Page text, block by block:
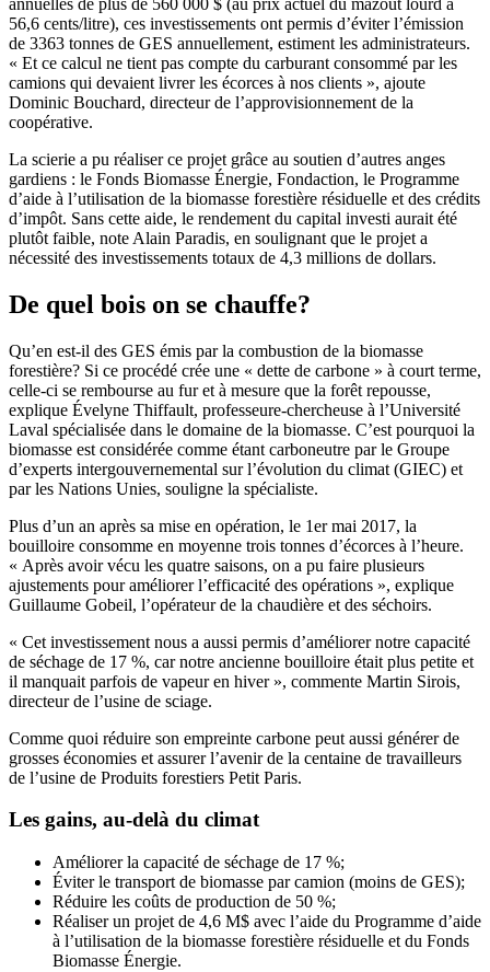
56,6 cents/litre), ces investissements ont permis d’éviter l’émission
de 3363 tonnes de GES annuellement, estiment les administrateurs.
« Et ce calcul ne tient pas compte du carburant consommé par les
camions qui devaient livrer les écorces à nos clients », ajoute
Dominic Bouchard, directeur de l’approvisionnement de la
coopérative.
La scierie a pu réaliser ce projet grâce au soutien d’autres anges
gardiens : le Fonds Biomasse Énergie, Fondaction, le Programme
d’aide à l’utilisation de la biomasse forestière résiduelle et des crédits
d’impôt. Sans cette aide, le rendement du capital investi aurait été
plutôt faible, note Alain Paradis, en soulignant que le projet a
nécessité des investissements totaux de 4,3 millions de dollars.
De quel bois on se chauffe?
Qu’en est-il des GES émis par la combustion de la biomasse
forestière? Si ce procédé crée une « dette de carbone » à court terme,
celle-ci se rembourse au fur et à mesure que la forêt repousse,
explique Évelyne Thiffault, professeure-chercheuse à l’Université
Laval spécialisée dans le domaine de la biomasse. C’est pourquoi la
biomasse est considérée comme étant carboneutre par le Groupe
d’experts intergouvernemental sur l’évolution du climat (GIEC) et
par les Nations Unies, souligne la spécialiste.
Plus d’un an après sa mise en opération, le 1er mai 2017, la
bouilloire consomme en moyenne trois tonnes d’écorces à l’heure.
« Après avoir vécu les quatre saisons, on a pu faire plusieurs
ajustements pour améliorer l’efficacité des opérations », explique
Guillaume Gobeil, l’opérateur de la chaudière et des séchoirs.
« Cet investissement nous a aussi permis d’améliorer notre capacité
de séchage de 17 %, car notre ancienne bouilloire était plus petite et
il manquait parfois de vapeur en hiver », commente Martin Sirois,
directeur de l’usine de sciage.
Comme quoi réduire son empreinte carbone peut aussi générer de
grosses économies et assurer l’avenir de la centaine de travailleurs
de l’usine de Produits forestiers Petit Paris.
Les gains, au-delà du climat
Améliorer la capacité de séchage de 17 %;
Éviter le transport de biomasse par camion (moins de GES);
Réduire les coûts de production de 50 %;
Réaliser un projet de 4,6 M$ avec l’aide du Programme d’aide
à l’utilisation de la biomasse forestière résiduelle et du Fonds
Biomasse Énergie.